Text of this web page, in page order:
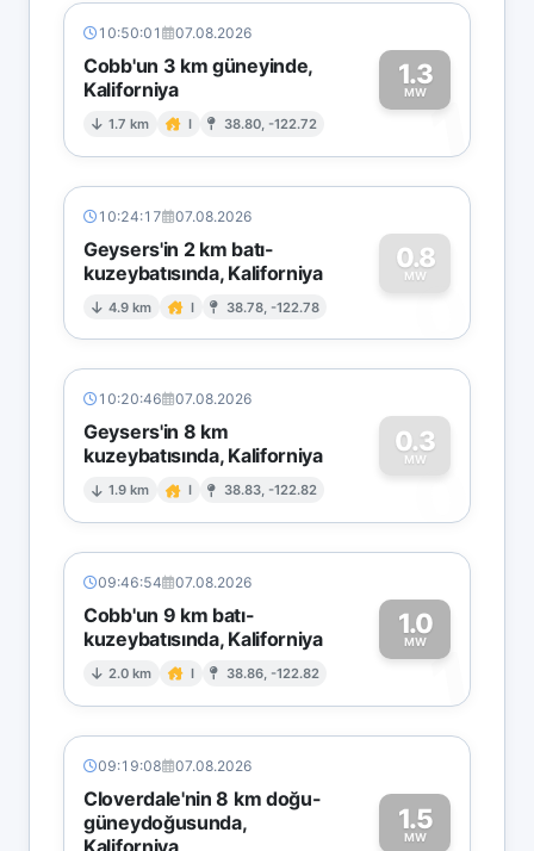
10:50:01 07.08.2026
Cobb'un 3 km güneyinde,
Kaliforniya
1.7 km I 38.80, -122.72
1.3
MW1
10:24:17 07.08.2026
Geysers'in 2 km batı-
kuzeybatısında, Kaliforniya
4.9 km I 38.78, -122.78
0.8
MW
0
10:20:46 07.08.2026
Geysers'in 8 km
kuzeybatısında, Kaliforniya
1.9 km I 38.83, -122.82
0.3
MW
0
09:46:54 07.08.2026
Cobb'un 9 km batı-
kuzeybatısında, Kaliforniya
2.0 km I 38.86, -122.82
1.0
MW1
09:19:08 07.08.2026
Cloverdale'nin 8 km doğu-
güneydoğusunda,
Kaliforniya
1.5
MW